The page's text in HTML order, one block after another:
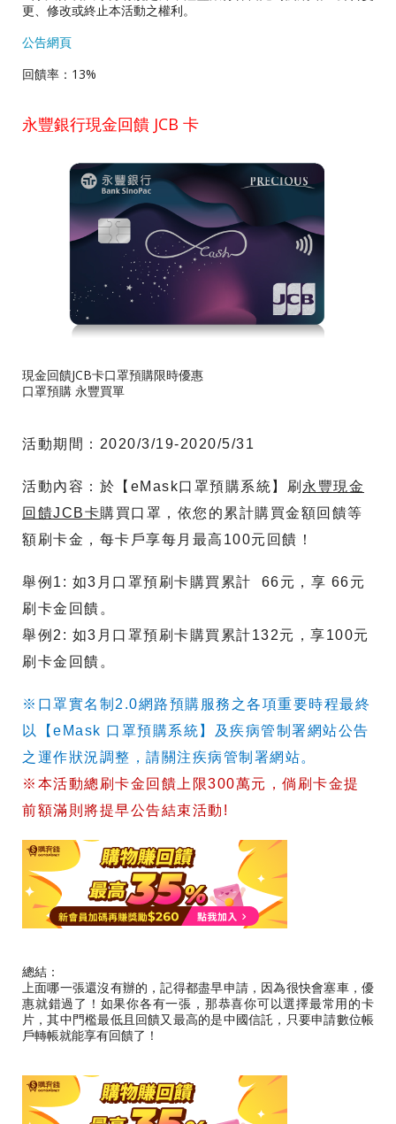
更、修改或終止本活動之權利。
公告網頁
回饋率：13%
永豐銀行現金回饋 JCB 卡
現金回饋JCB卡口罩預購限時優惠
口罩預購 永豐買單
活動期間：2020/3/19-2020/5/31
活動內容：於【eMask口罩預購系統】刷 永豐現金
回饋JCB卡購買口罩，依您的累計購買金額回饋等
額刷卡金，每卡戶享每月最高100元回饋！
舉例1: 如3月口罩預刷卡購買累計 66元，享 66元
刷卡金回饋。
舉例2: 如3月口罩預刷卡購買累計132元，享100元
刷卡金回饋。
※口罩實名制2.0網路預購服務之各項重要時程最終
以【eMask 口罩預購系統】及疾病管制署網站公告
之運作狀況調整，請關注疾病管制署網站。
※本活動總刷卡金回饋上限300萬元，倘刷卡金提
前額滿則將提早公告結束活動!
總結：
上面哪一張還沒有辦的，記得都盡早申請，因為很快會塞車，優
惠就錯過了！如果你各有一張，那恭喜你可以選擇最常用的卡
片，其中門檻最低且回饋又最高的是中國信託，只要申請數位帳
戶轉帳就能享有回饋了！